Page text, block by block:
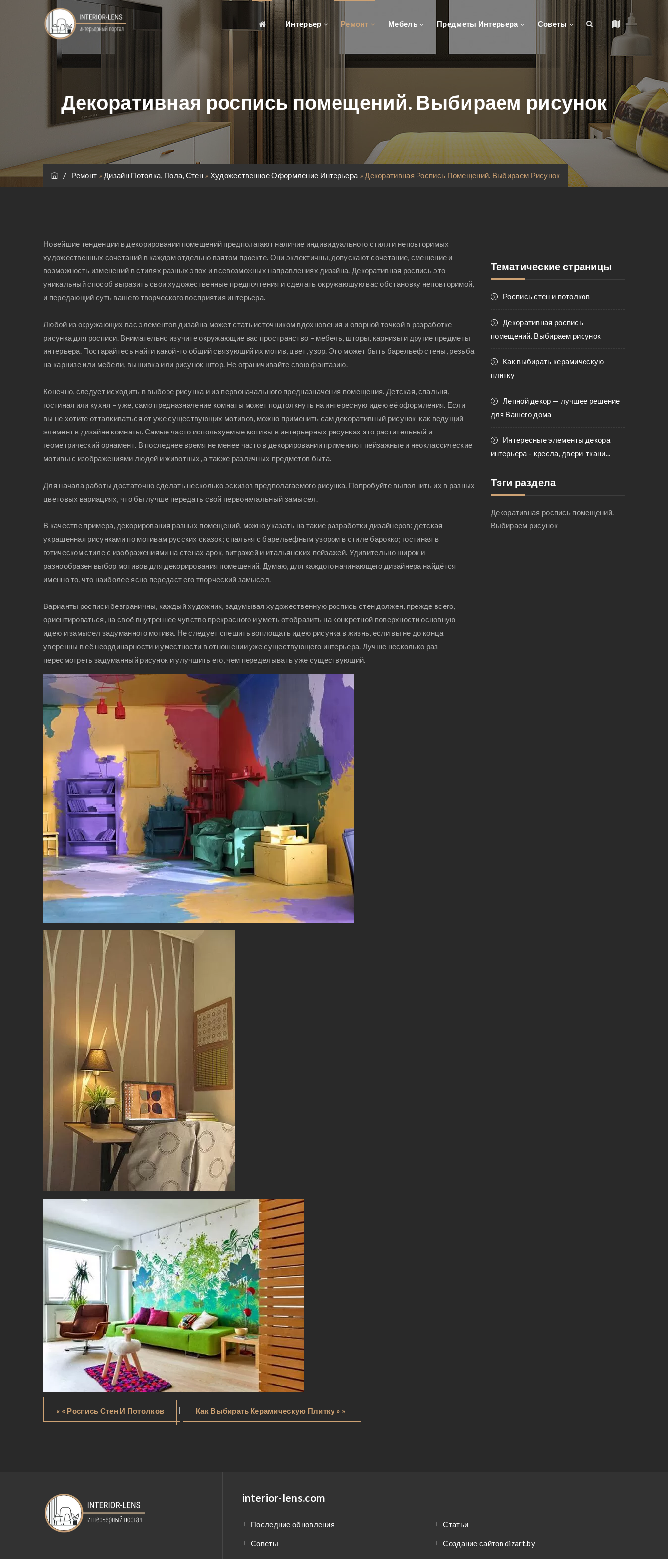
Интерьер Ремонт Мебель Предметы Интерьера Советы
Декоративная роспись помещений. Выбираем рисунок
/ Ремонт »Дизайн Потолка, Пола, Стен » Художественное Оформление Интерьера »Декоративная Роспись Помещений. Выбираем Рисунок
Новейшие тенденции в декорировании помещений предполагают наличие индивидуального стиля и неповторимых
художественных сочетаний в каждом отдельно взятом проекте. Они эклектичны, допускают сочетание, смешение и
возможность изменений в стилях разных эпох и всевозможных направлениях дизайна. Декоративная роспись это
уникальный способ выразить свои художественные предпочтения и сделать окружающую вас обстановку неповторимой,
и передающий суть вашего творческого восприятия интерьера.
Любой из окружающих вас элементов дизайна может стать источником вдохновения и опорной точкой в разработке
рисунка для росписи. Внимательно изучите окружающие вас пространство – мебель, шторы, карнизы и другие предметы
интерьера. Постарайтесь найти какой-то общий связующий их мотив, цвет, узор. Это может быть барельеф стены, резьба
на карнизе или мебели, вышивка или рисунок штор. Не ограничивайте свою фантазию.
Конечно, следует исходить в выборе рисунка и из первоначального предназначения помещения. Детская, спальня,
гостиная или кухня – уже, само предназначение комнаты может подтолкнуть на интересную идею её оформления. Если
вы не хотите отталкиваться от уже существующих мотивов, можно применить сам декоративный рисунок, как ведущий
элемент в дизайне комнаты. Самые часто используемые мотивы в интерьерных рисунках это растительный и
геометрический орнамент. В последнее время не менее часто в декорировании применяют пейзажные и неоклассические
мотивы с изображениями людей и животных, а также различных предметов быта.
Для начала работы достаточно сделать несколько эскизов предполагаемого рисунка. Попробуйте выполнить их в разных
цветовых вариациях, что бы лучше передать свой первоначальный замысел.
В качестве примера, декорирования разных помещений, можно указать на такие разработки дизайнеров: детская
украшенная рисунками по мотивам русских сказок; спальня с барельефным узором в стиле барокко; гостиная в
готическом стиле с изображениями на стенах арок, витражей и итальянских пейзажей. Удивительно широк и
разнообразен выбор мотивов для декорирования помещений. Думаю, для каждого начинающего дизайнера найдётся
именно то, что наиболее ясно передаст его творческий замысел.
Варианты росписи безграничны, каждый художник, задумывая художественную роспись стен должен, прежде всего,
ориентироваться, на своё внутреннее чувство прекрасного и уметь отобразить на конкретной поверхности основную
идею и замысел задуманного мотива. Не следует спешить воплощать идею рисунка в жизнь, если вы не до конца
уверенны в её неординарности и уместности в отношении уже существующего интерьера. Лучше несколько раз
пересмотреть задуманный рисунок и улучшить его, чем переделывать уже существующий.
« « Роспись Стен И Потолков | Как Выбирать Керамическую Плитку » »
Тематические страницы
Роспись стен и потолков
Декоративная роспись
помещений. Выбираем рисунок
Как выбирать керамическую
плитку
Лепной декор — лучшее решение
для Вашего дома
Интересные элементы декора
интерьера - кресла, двери, ткани...
Тэги раздела
Декоративная роспись помещений.
Выбираем рисунок
interior-lens.com
Последние обновления Статьи
Советы Создание сайтов dizart.by